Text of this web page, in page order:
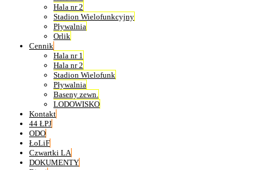
Hala nr 2
Stadion Wielofunkcyjny
Pływalnia
Orlik
Cennik
Hala nr 1
Hala nr 2
Stadion Wielofunk
Pływalnia
Baseny zewn.
LODOWISKO
Kontakt
44 ŁPJ
ODO
ŁoLiF
Czwartki LA
DOKUMENTY